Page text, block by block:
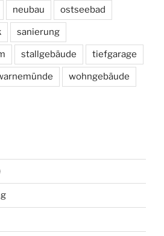
neubau ostseebad
sanierung
stallgebäude tiefgarage
wohngebäude